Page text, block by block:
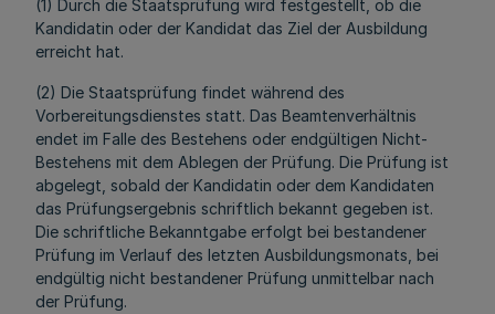
(1) Durch die Staatsprüfung wird festgestellt, ob die
Kandidatin oder der Kandidat das Ziel der Ausbildung
erreicht hat.
(2) Die Staatsprüfung findet während des
Vorbereitungsdienstes statt. Das Beamtenverhältnis
endet im Falle des Bestehens oder endgültigen Nicht-
Bestehens mit dem Ablegen der Prüfung. Die Prüfung ist
abgelegt, sobald der Kandidatin oder dem Kandidaten
das Prüfungsergebnis schriftlich bekannt gegeben ist.
Die schriftliche Bekanntgabe erfolgt bei bestandener
Prüfung im Verlauf des letzten Ausbildungsmonats, bei
endgültig nicht bestandener Prüfung unmittelbar nach
der Prüfung.